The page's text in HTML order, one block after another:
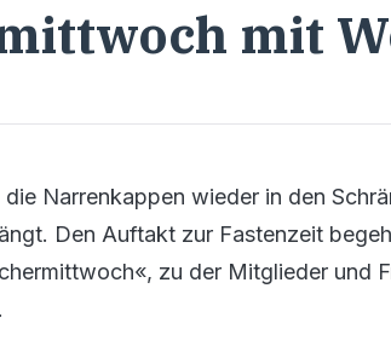
mit
Narrenkappen wieder in den
Den Auftakt zur Fastenzeit
zu der Mitglieder und